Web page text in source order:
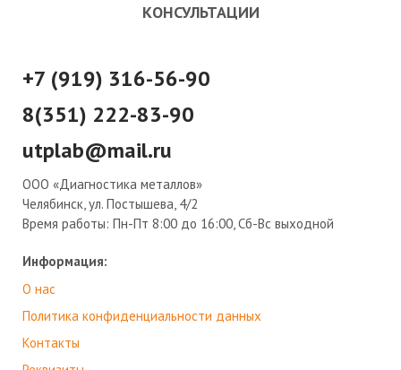
КОНСУЛЬТАЦИИ
+7 (919) 316-56-90
8(351) 222-83-90
utplab@mail.ru
ООО «Диагностика металлов»
Челябинск, ул. Постышева, 4/2
Время работы: Пн-Пт 8:00 до 16:00, Сб-Вс выходной
Информация:
О нас
Политика конфиденциальности данных
Контакты